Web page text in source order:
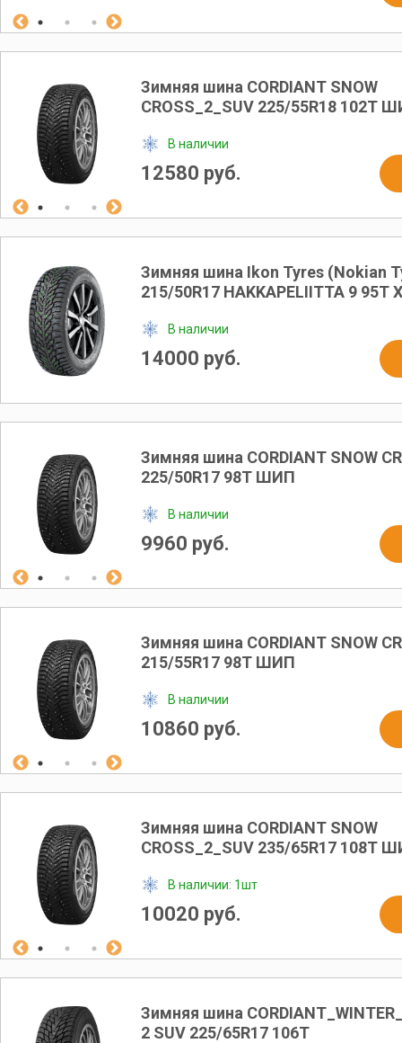
Зимняя шина CORDIANT SNOW
CROSS_2_SUV 225/55R18 102T
В наличии
12580 руб.
Зимняя шина Ikon Tyres (Nokian
215/50R17 HAKKAPELIITTA 9
В наличии
14000 руб.
Зимняя шина CORDIANT SNOW
225/50R17 98T ШИП
В наличии
9960 руб.
Зимняя шина CORDIANT SNOW
215/55R17 98T ШИП
В наличии
10860 руб.
Зимняя шина CORDIANT SNOW
CROSS_2_SUV 235/65R17 108T
В наличии: 1шт
10020 руб.
Зимняя шина
2 SUV 225/65R17 106T